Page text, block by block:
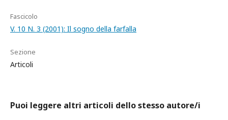
Fascicolo
V. 10 N. 3 (2001): Il sogno della farfalla
Sezione
Articoli
Puoi leggere altri articoli dello stesso autore/i